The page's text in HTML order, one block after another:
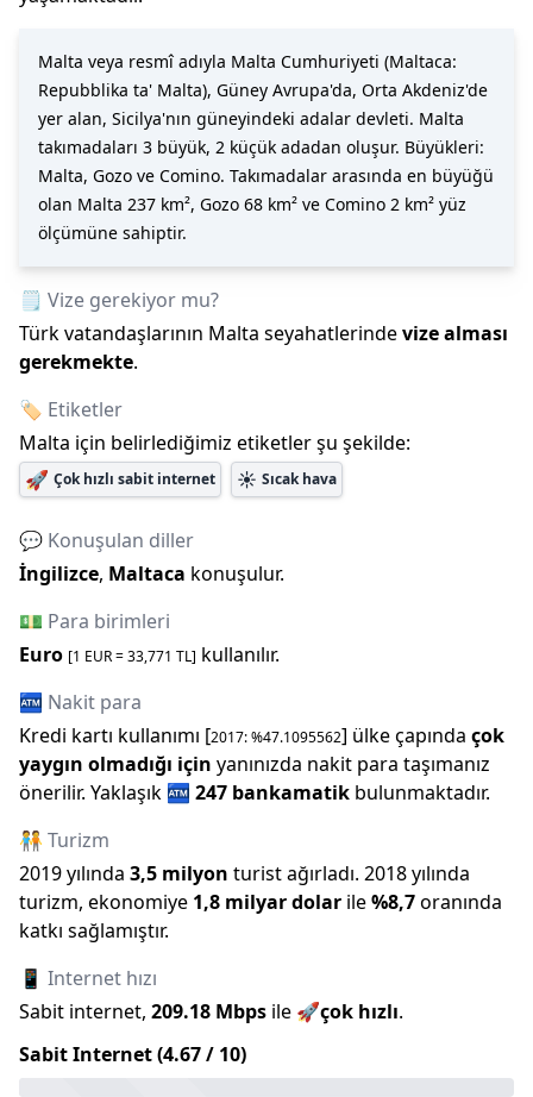
Malta veya resmî adıyla Malta Cumhuriyeti (Maltaca:
Repubblika ta' Malta), Güney Avrupa'da, Orta Akdeniz'de
yer alan, Sicilya'nın güneyindeki adalar devleti. Malta
takımadaları 3 büyük, 2 küçük adadan oluşur. Büyükleri:
Malta, Gozo ve Comino. Takımadalar arasında en büyüğü
olan Malta 237 km², Gozo 68 km² ve Comino 2 km² yüz
ölçümüne sahiptir.
🗒️ Vize gerekiyor mu?
Türk vatandaşlarının Malta seyahatlerindevize alması
gerekmekte.
🏷️ Etiketler
Malta için belirlediğimiz etiketler şu şekilde:
🚀 Çok hızlı sabit internet ☀️ Sıcak hava
💬 Konuşulan diller
İngilizce, Maltaca konuşulur.
💵 Para birimleri
Euro [1 EUR=33,771 TL] kullanılır.
🏧 Nakit para
Kredi kartı kullanımı [2017: %47.1095562] ülke çapında çok
yaygın olmadığı için yanınızda nakit para taşımanız
önerilir. Yaklaşık 🏧 247 bankamatik bulunmaktadır.
🧑‍🤝‍🧑 Turizm
2019yılında 3,5 milyon turist ağırladı. 2018yılında
turizm, ekonomiye 1,8 milyardolar ile%8,7oranında
katkı sağlamıştır.
📱 Internet hızı
Sabit internet, 209.18 Mbps ile 🚀çok hızlı.
Sabit Internet (4.67/ 10)